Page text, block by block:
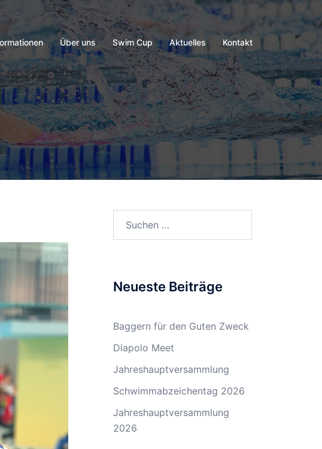
Über uns Swim Cup Aktuelles Kontakt
Neueste Beiträge
Baggern für den Guten Zweck
Diapolo Meet
Jahreshauptversammlung
Schwimmabzeichentag 2026
Jahreshauptversammlung
2026